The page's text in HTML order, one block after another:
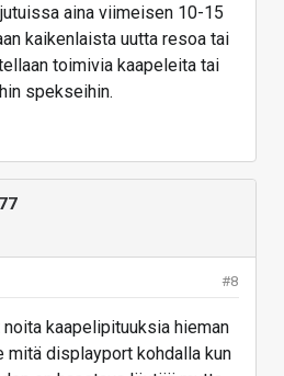
aina viimeisen 10-15
kaikenlaista uutta resoa tai
toimivia kaapeleita tai
spekseihin.
#8
kaapelipituuksia hieman
mitä displayport kohdalla kun